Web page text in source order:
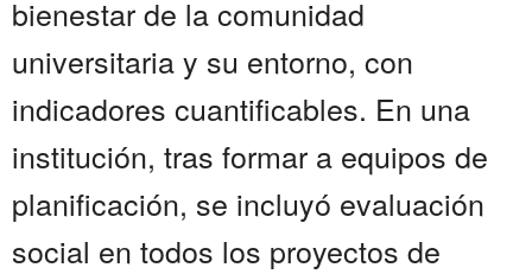
bienestar de la comunidad
universitaria y su entorno, con
indicadores cuantificables. En una
institución, tras formar a equipos de
planificación, se incluyó evaluación
social en todos los proyectos de